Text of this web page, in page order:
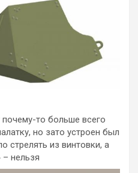
то больше всего
но зато устроен был
стрелять из винтовки, а
– нельзя